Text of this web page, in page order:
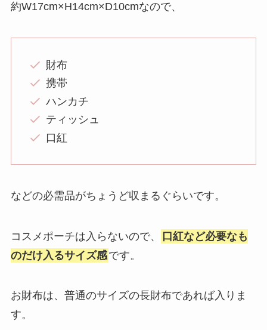
約W17cm×H14cm×D10cmなので、
財布
携帯
ハンカチ
ティッシュ
口紅
などの必需品がちょうど収まるぐらいです。
コスメポーチは入らないので、
口紅など必要なも
のだけ入るサイズ感です。
お財布は、普通のサイズの長財布であれば入りま
す。